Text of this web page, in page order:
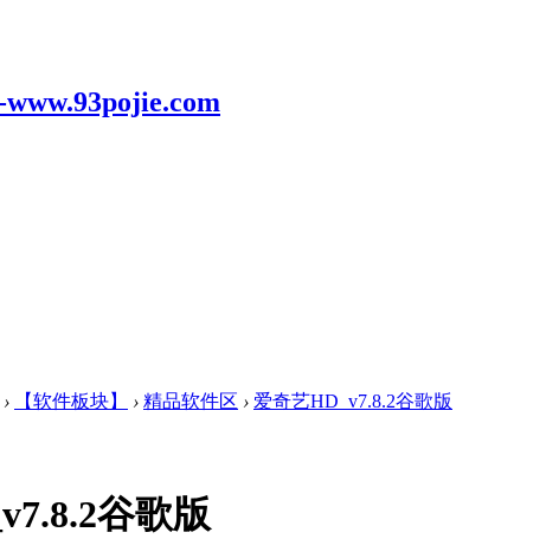
› 【软件板块】 › 精品软件区 › 爱奇艺HD_v7.8.2谷歌版
谷歌版